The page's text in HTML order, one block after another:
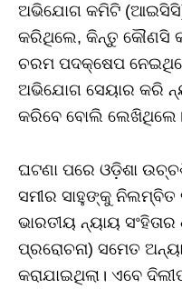
ଅଭିଯୋଗ କମିଟି
କରିଥିଲେ, କିନ୍ତୁ କୌଣସି
ଚରମ ପଦକ୍ଷେପ
ଅଭିଯୋଗ ସେୟାର କରି
କରିବେ ବୋଲି ଲେଖିଥିଲେ।
ଘଟଣା ପରେ ଓଡ଼ିଶା
ସମୀର ସାହୁଙ୍କୁ ନିଲମ୍ବିତ
ଭାରତୀୟ ନ୍ୟାୟ
ପ୍ରରୋଚନା) ସମେତ
କରାଯାଇଥିଲା। ଏବେ